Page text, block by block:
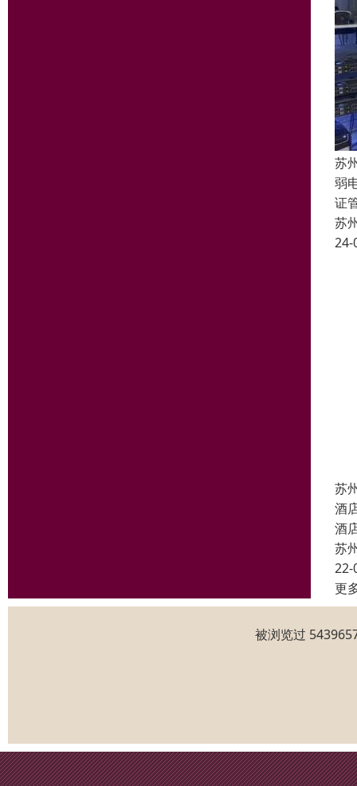
苏
弱
证
苏
24-
苏
酒
酒
苏
22-
更
被浏览过